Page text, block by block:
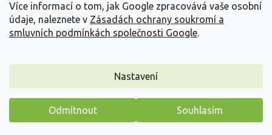
Více informací o tom, jak Google zpracovává vaše osobní
údaje, naleznete v Zásadách ochrany soukromí a
smluvních podmínkách společnosti Google.
Nastavení
Odmítnout Souhlasím
Vytvořil Shoptet
Copyright 2026 Zahradnictví Spomyšl
. Všechna práva
vyhrazena.
Máme pro vás malý dárek